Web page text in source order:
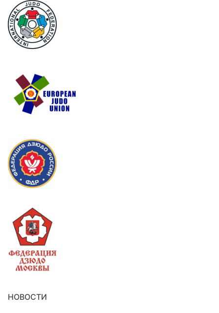
НОВОСТИ